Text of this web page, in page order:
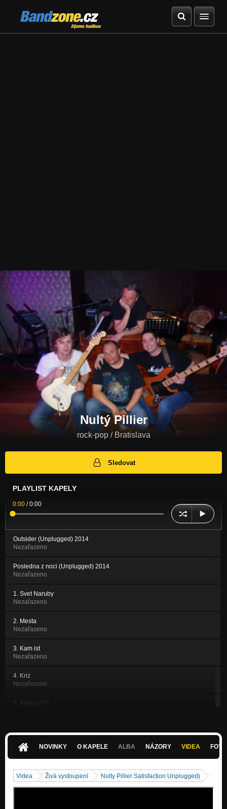
Bandzone.cz
žijeme hudbou
Nultý Pillier
rock-pop / Bratislava
Sledovat
PLAYLIST KAPELY
0:00 /0:00
Outsider (Unplugged) 2014
Nezařazeno
Posledna z noci (Unplugged) 2014
Nezařazeno
1. Svet Naruby
Nezařazeno
2. Mesta
Nezařazeno
3. Kam ist
Nezařazeno
4. Kriz
Nezařazeno
5. Krajina OZ
7. Posledna z noci
8. Vojny
NOVINKY O KAPELE ALBA NÁZORY VIDEA
Videa Živá vystoupení Nulty Pillier Satisfaction Unplugged)